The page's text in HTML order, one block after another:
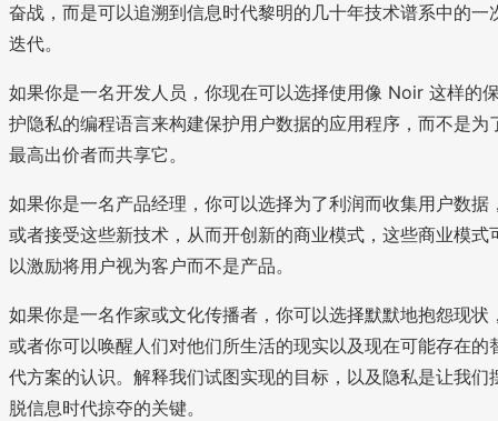
奋战，而是可以追溯到信息时代黎明的几十年技术谱系中的一
迭代。
如果你是一名开发人员，你现在可以选择使用像 Noir 这样的
护隐私的编程语言来构建保护用户数据的应用程序，而不是为
最高出价者而共享它。
如果你是一名产品经理，你可以选择为了利润而收集用户数据
或者接受这些新技术，从而开创新的商业模式，这些商业模式
以激励将用户视为客户而不是产品。
如果你是一名作家或文化传播者，你可以选择默默地抱怨现状
或者你可以唤醒人们对他们所生活的现实以及现在可能存在的
代方案的认识。解释我们试图实现的目标，以及隐私是让我们
脱信息时代掠夺的关键。